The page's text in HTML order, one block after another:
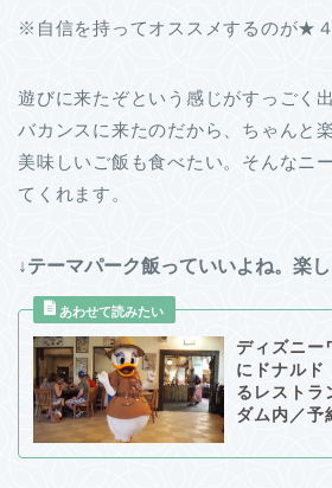
※自信を持ってオススメするのが★４
遊びに来たぞという感じがすっごく
バカンスに来たのだから、ちゃんと
美味しいご飯も食べたい。そんなニ
てくれます。
↓テーマパーク飯っていいよね。楽し
ディズニー
にドナルド
るレストラ
ダム内／予